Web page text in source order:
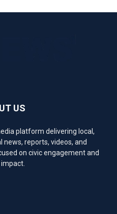
US
platform delivering local,
reports, videos, and
on civic engagement and